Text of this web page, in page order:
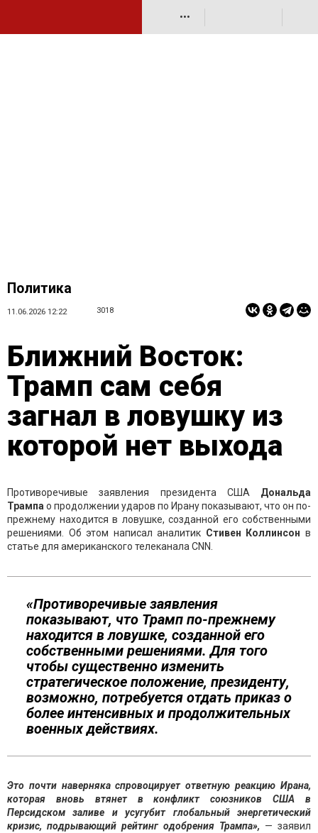
•••
Политика
11.06.2026 12:22 3018
Ближний Восток:
Трамп сам себя
загнал в ловушку из
которой нет выхода
Противоречивые заявления президента США Дональда
Трампа о продолжении ударов по Ирану показывают, что он по-
прежнему находится в ловушке, созданной его собственными
решениями. Об этом написал аналитик Стивен Коллинсон в
статье для американского телеканала CNN.
«Противоречивые заявления
показывают, что Трамп по-прежнему
находится в ловушке, созданной его
собственными решениями. Для того
чтобы существенно изменить
стратегическое положение, президенту,
возможно, потребуется отдать приказ о
более интенсивных и продолжительных
военных действиях.
Это почти наверняка спровоцирует ответную реакцию Ирана,
которая вновь втянет в конфликт союзников США в
Персидском заливе и усугубит глобальный энергетический
кризис, подрывающий рейтинг одобрения Трампа», — заявил